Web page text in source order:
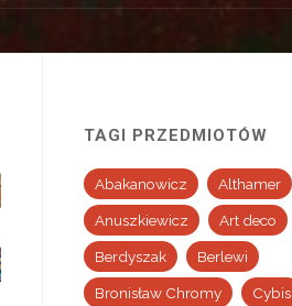
TAGI PRZEDMIOTÓW
Abakanowicz Althamer
Anuszkiewicz Art deco
Berdyszak Berlewi
Bronisław Chromy Cybis